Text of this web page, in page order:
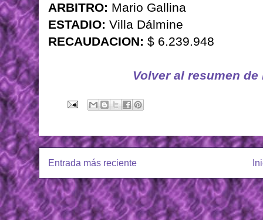
ARBITRO: Mario Gallina
ESTADIO: Villa Dálmine
RECAUDACION: $ 6.239.948
Volver al resumen
Entrada más reciente